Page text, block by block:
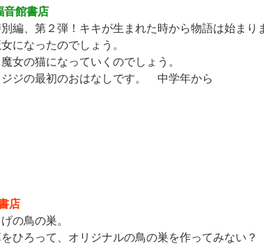
館書店
編、第２弾！キキが生まれた時から物語は始まり
になったのでしょう。
女の猫になっていくのでしょう。
ジの最初のおはなしです。 中学年から
店
の鳥の巣。
ひろって、オリジナルの鳥の巣を作ってみない？